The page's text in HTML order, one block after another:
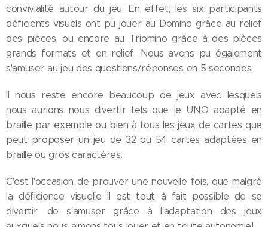
convivialité autour du jeu. En effet, les six participants
déficients visuels ont pu jouer au Domino grâce au relief
des pièces, ou encore au Triomino grâce à des pièces
grands formats et en relief. Nous avons pu également
s'amuser au jeu des questions/réponses en 5 secondes.
Il nous reste encore beaucoup de jeux avec lesquels
nous aurions nous divertir tels que le UNO adapté en
braille par exemple ou bien à tous les jeux de cartes que
peut proposer un jeu de 32 ou 54 cartes adaptées en
braille ou gros caractères.
C'est l'occasion de prouver une nouvelle fois, que malgré
la déficience visuelle il est tout à fait possible de se
divertir, de s'amuser grâce à l'adaptation des jeux